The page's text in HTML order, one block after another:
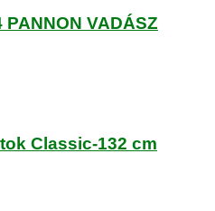
PANNON VADÁSZ
Classic-132 cm